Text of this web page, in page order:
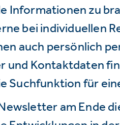
Informationen zu
bei individuellen
auch persönlich
und Kontaktdaten
Suchfunktion für
am Ende